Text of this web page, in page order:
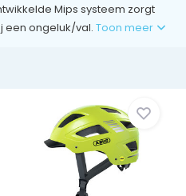
Mips systeem zorgt
een ongeluk/val.Toon meer